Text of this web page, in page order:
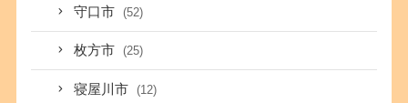
守口市 (52)
枚方市 (25)
寝屋川市 (12)